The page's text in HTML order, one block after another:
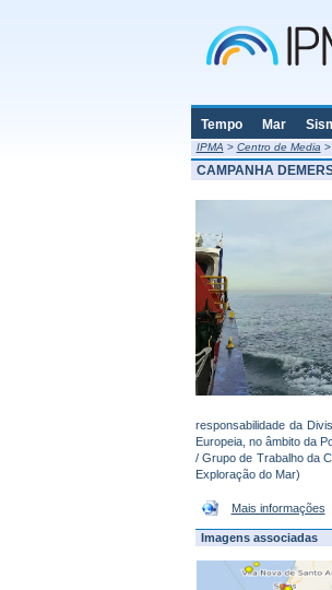
Tempo Mar
IPMA > Centro de Media >
CAMPANHA
responsabilidade da
Europeia, no âmbito da
/ Grupo de Trabalho da
Exploração do Mar)
Mais informações
Imagens associadas